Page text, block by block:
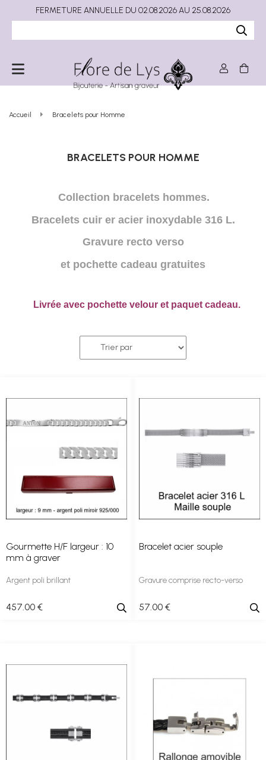
Accueil Bracelets pour Homme
BRACELETS POUR HOMME
Collection bracelets hommes.
Bracelets cuir er acier inoxydable 316 L.
Gravure recto verso
et pochette cadeau gratuites
Livrée avec pochette velour et paquet cadeau.
Gourmette H/F largeur : 10
mm à graver
Argent poli brillant
457 .00 €
Bracelet acier souple
Gravure comprise recto-verso
57 .00 €
FERMETURE ANNUELLE DU 02.08.2026 AU 25.08.2026